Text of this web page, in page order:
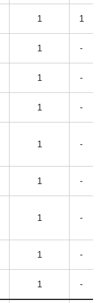
1 1
1 -
1 -
1 -
1 -
1 -
1 -
1 -
1 -